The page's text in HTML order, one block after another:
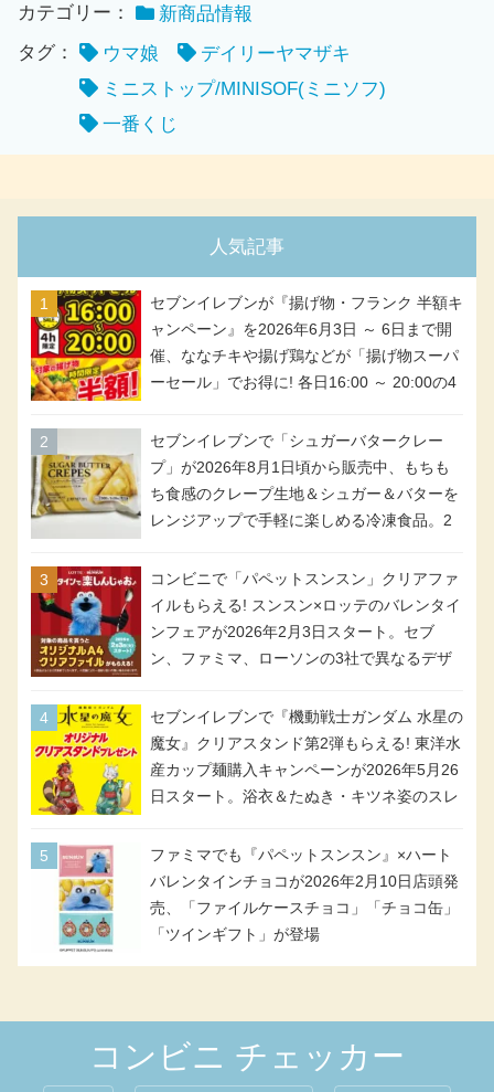
カテゴリー：
新商品情報
タグ：
ウマ娘
デイリーヤマザキ
ミニストップ/MINISOF(ミニソフ)
一番くじ
人気記事
セブンイレブンが『揚げ物・フランク 半額キ
ャンペーン』を2026年6月3日 ～ 6日まで開
催、ななチキや揚げ鶏などが「揚げ物スーパ
ーセール」でお得に! 各日16:00 ～ 20:00の4
アメリカンドッグが税抜き69円!
セブンイレブンで「シュガーバタークレー
プ」が2026年8月1日頃から販売中、もちも
ち食感のクレープ生地＆シュガー＆バターを
レンジアップで手軽に楽しめる冷凍食品。2
コンビニで「パペットスンスン」クリアファ
イルもらえる! スンスン×ロッテのバレンタイ
ンフェアが2026年2月3日スタート。セブ
ン、ファミマ、ローソンの3社で異なるデザ
セブンイレブンで『機動戦士ガンダム 水星の
魔女』クリアスタンド第2弾もらえる! 東洋水
産カップ麺購入キャンペーンが2026年5月26
日スタート。浴衣＆たぬき・キツネ姿のスレ
号・5号) / シャディクが全6種のクリアスタ
ンドになって登場!
ファミマでも『パペットスンスン』×ハート
バレンタインチョコが2026年2月10日店頭発
売、「ファイルケースチョコ」「チョコ缶」
「ツインギフト」が登場
コンビニ チェッカー